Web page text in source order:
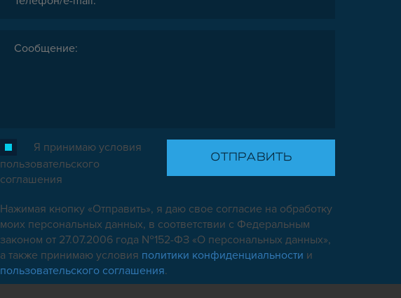
Я принимаю условия
пользовательского
соглашения
Нажимая кнопку «Отправить», я даю свое согласие на обработку
моих персональных данных, в соответствии с Федеральным
законом от 27.07.2006 года №152-ФЗ «О персональных данных»,
а также принимаю условия политики конфиденциальности и
пользовательского соглашения.